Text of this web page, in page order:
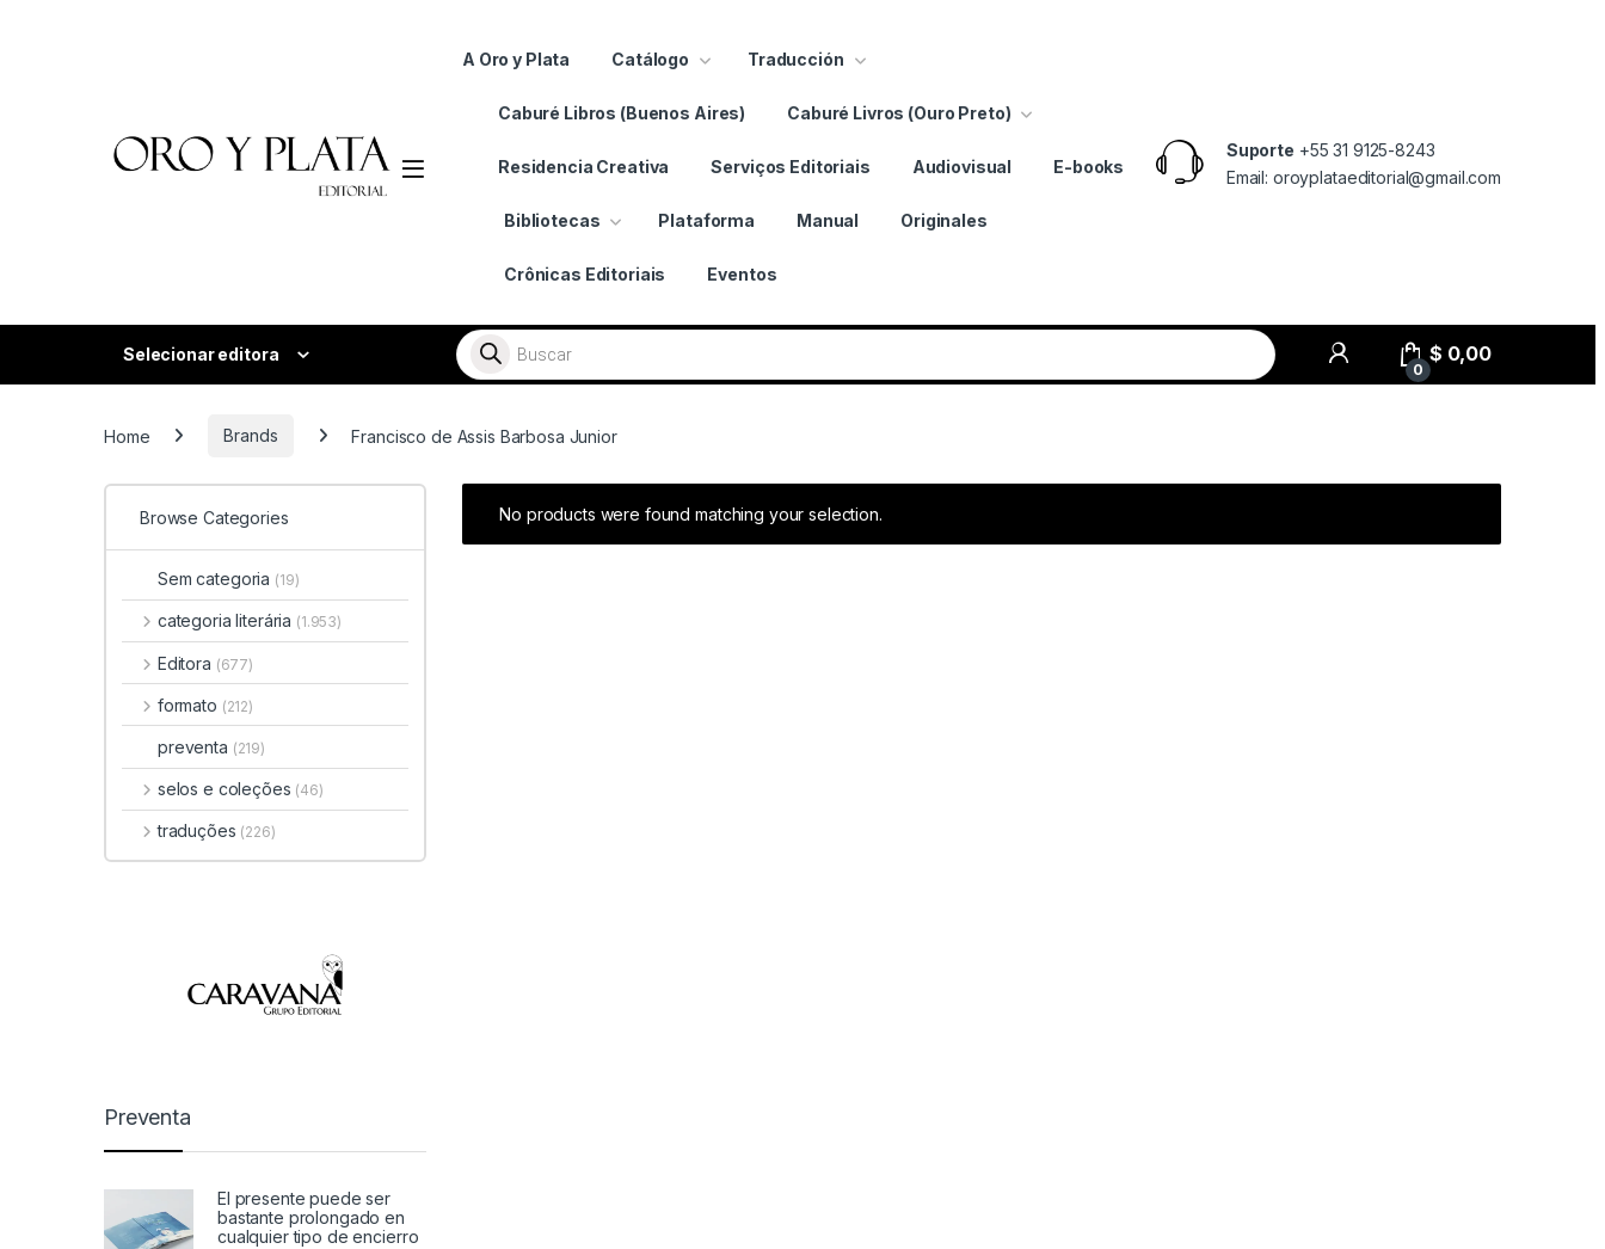
A Oro y Plata Catálogo Traducción
Caburé Libros (Buenos Aires) Caburé Livros (Ouro Preto)
Residencia Creativa Serviços Editoriais Audiovisual E-books
Bibliotecas Plataforma Manual Originales
Crônicas Editoriais Eventos
Suporte +55 31 9125-8243
Email: oroyplataeditorial@gmail.com
Selecionar editora
Busca libros
0
$ 0,00
Home Brands Francisco de Assis Barbosa Junior
No products were found matching your selection.
Browse Categories
Sem categoria (19)
categoria literária (1.953)
Editora (677)
formato (212)
preventa (219)
selos e coleções (46)
traduções (226)
Preventa
El presente puede ser
bastante prolongado en
cualquier tipo de encierro